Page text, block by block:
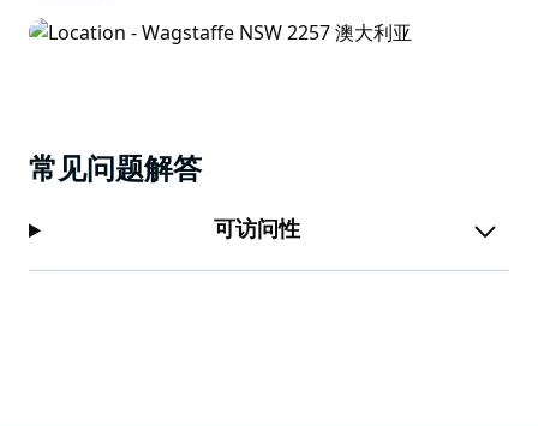
常见问题解答
可访问性